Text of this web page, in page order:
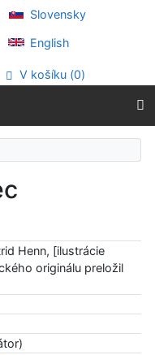
Slovensky
English
V košíku (0)
Henn, [ilustrácie
originálu preložil